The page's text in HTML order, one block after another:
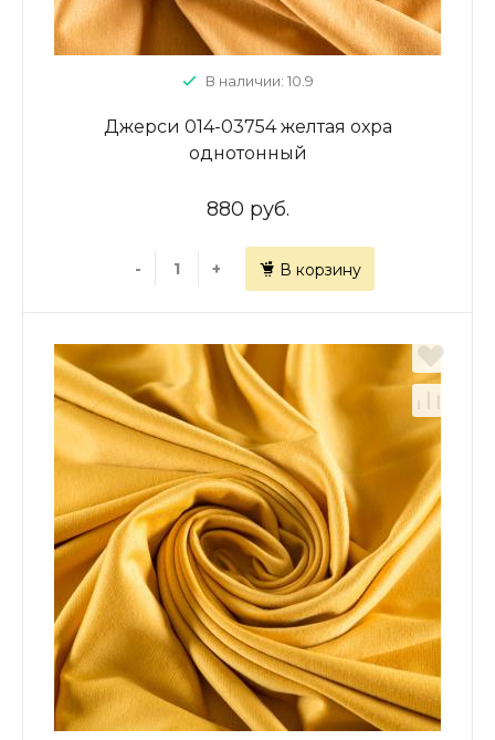
В наличии: 10.9
Джерси 014-03754 желтая охра
однотонный
880 руб.
- + В корзину